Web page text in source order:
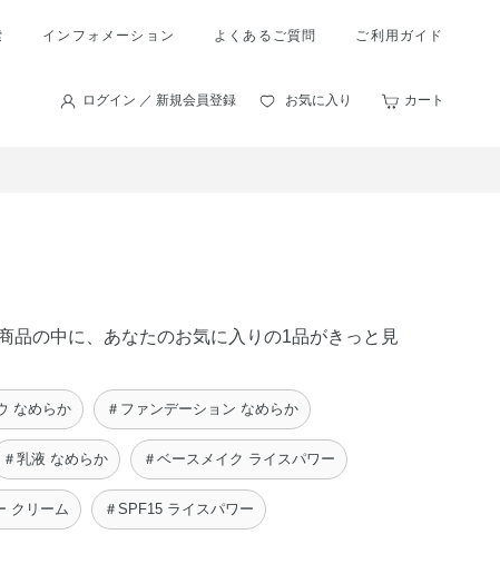
インフォメーション よくあるご質問 ご利用ガイド
ログイン ／ 新規会員登録 お気に入り カート
品の中に、あなたのお気に入りの1品がきっと見
なめらか ＃ファンデーション なめらか
＃乳液 なめらか ＃ベースメイク ライスパワー
クリーム ＃SPF15 ライスパワー